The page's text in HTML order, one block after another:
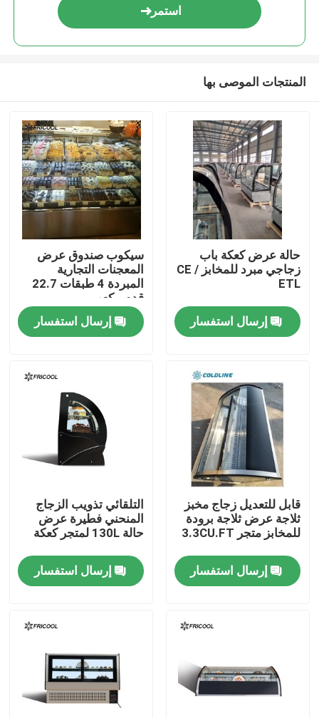
منزل
حول بنا
جولة في المعمل
ضبط الجودة
اتصل بنا
جميع القضايا
حالة عرض مخبز مبردة
علبة ديلي المبردة
استمر
المنتجات الموصى بها
حالة عرض كعكة باب
زجاجي مبرد للمخابز CE /
ETL
إرسال استفسار
سيكوب صندوق عرض
المعجنات التجارية
المبردة 4 طبقات 22.7
قدم مكعب
إرسال استفسار
قابل للتعديل زجاج مخبز
ثلاجة عرض ثلاجة برودة
للمخابز متجر 3.3CU.FT
إرسال استفسار
التلقائي تذويب الزجاج
المنحني فطيرة عرض
حالة 130L لمتجر كعكة
إرسال استفسار